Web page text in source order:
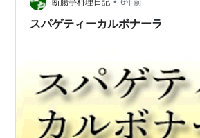
ノロマーノやパルミジャ…
スパゲティーカルボナーラ